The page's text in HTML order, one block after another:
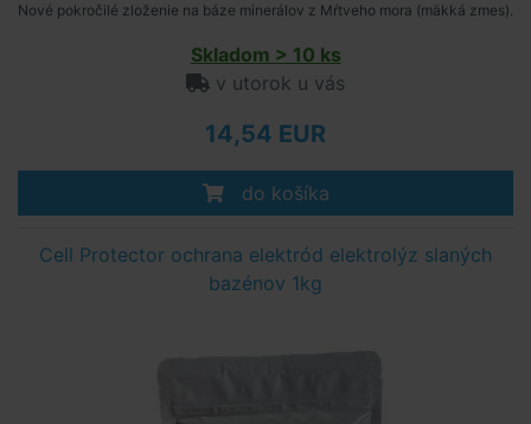
Nové pokročilé zloženie na báze minerálov z Mŕtveho mora (mäkká zmes).
Skladom > 10 ks
v utorok u vás
14,54 EUR
do košíka
Cell Protector ochrana elektród elektrolýz slaných
bazénov 1kg